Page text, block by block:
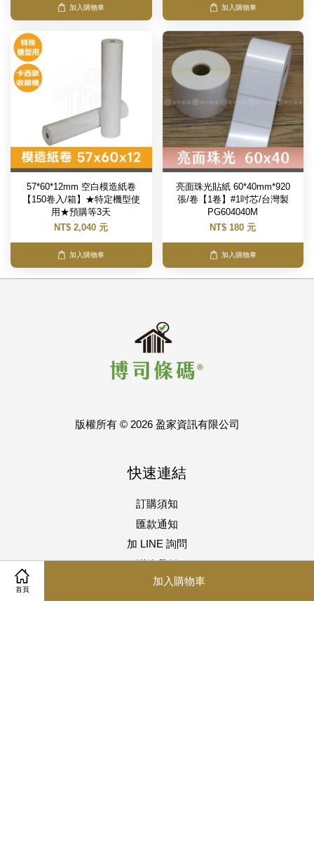
首頁
加入購物車
加入購物車 加入購物車
57*60*12mm 空白模造紙卷
【150卷入/箱】★特定機型使
用★預購等3天
NT$ 2,040 元
加入購物車
亮面珠光貼紙 60*40mm*920
張/卷【1卷】#1吋芯/台灣製
PG604040M
NT$ 180 元
加入購物車
版權所有 © 2026 盈家資訊有限公司
快速連結
訂購須知
匯款通知
加 LINE 詢問
聯絡我們